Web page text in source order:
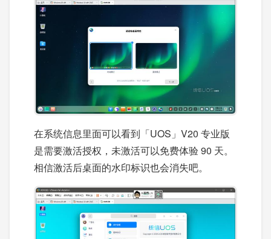
在系统信息里面可以看到「UOS」V20 专业版
是需要激活授权，未激活可以免费体验 90 天。
相信激活后桌面的水印标识也会消失吧。